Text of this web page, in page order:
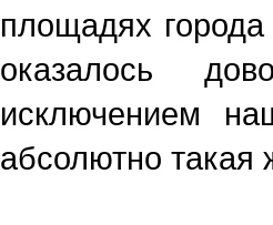
площадях
оказалось
исключением
абсолютно такая